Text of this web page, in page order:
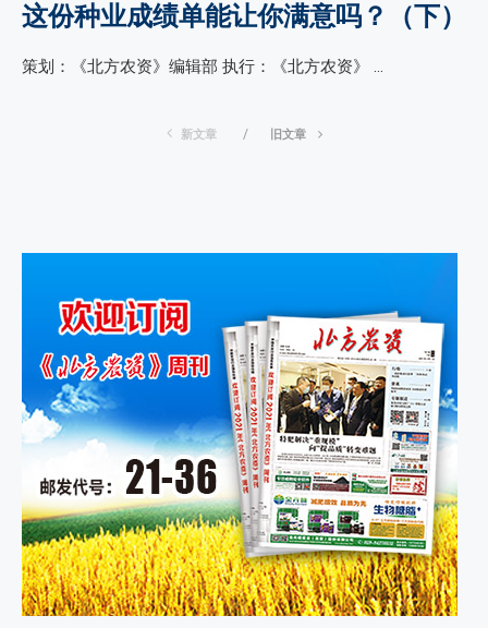
这份种业成绩单能让你满意吗？（下）
策划：《北方农资》编辑部 执行：《北方农资》 …
新文章 旧文章